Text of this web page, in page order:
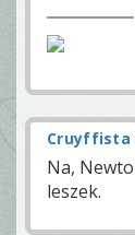
Cruyffista
Na,
leszek.